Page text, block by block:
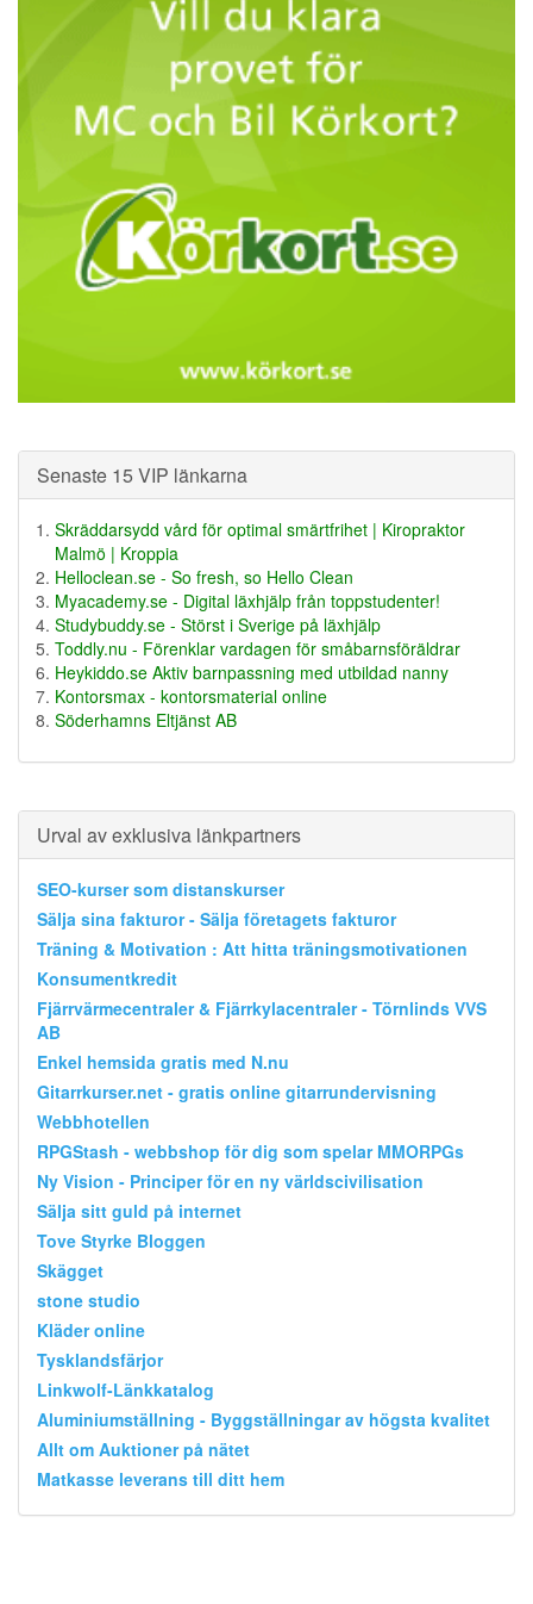
Senaste 15 VIP länkarna
Skräddarsydd vård för optimal smärtfrihet | Kiropraktor
Malmö | Kroppia
Helloclean.se - So fresh, so Hello Clean
Myacademy.se - Digital läxhjälp från toppstudenter!
Studybuddy.se - Störst i Sverige på läxhjälp
Toddly.nu - Förenklar vardagen för småbarnsföräldrar
Heykiddo.se Aktiv barnpassning med utbildad nanny
Kontorsmax - kontorsmaterial online
Söderhamns Eltjänst AB
Urval av exklusiva länkpartners
SEO-kurser som distanskurser
Sälja sina fakturor - Sälja företagets fakturor
Träning & Motivation : Att hitta träningsmotivationen
Konsumentkredit
Fjärrvärmecentraler & Fjärrkylacentraler - Törnlinds VVS
AB
Enkel hemsida gratis med N.nu
Gitarrkurser.net - gratis online gitarrundervisning
Webbhotellen
RPGStash - webbshop för dig som spelar MMORPGs
Ny Vision - Principer för en ny världscivilisation
Sälja sitt guld på internet
Tove Styrke Bloggen
Skägget
stone studio
Kläder online
Tysklandsfärjor
Linkwolf-Länkkatalog
Aluminiumställning - Byggställningar av högsta kvalitet
Allt om Auktioner på nätet
Matkasse leverans till ditt hem